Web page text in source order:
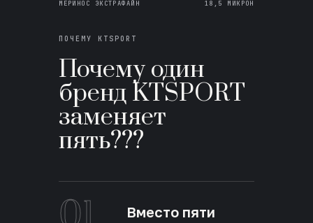
МЕРИНОС ЭКСТРАФАЙН 18,5 МИКРОН
ПОЧЕМУ KTSPORT
Почему один
бренд KTSPORT
заменяет
пять???
Вместо пяти